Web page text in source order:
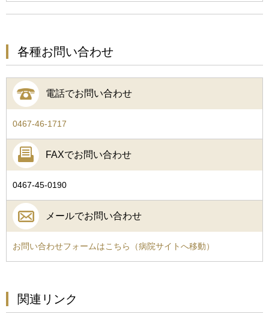
各種お問い合わせ
電話でお問い合わせ
0467-46-1717
FAXでお問い合わせ
0467-45-0190
メールでお問い合わせ
お問い合わせフォームはこちら（病院サイトへ移動）
関連リンク